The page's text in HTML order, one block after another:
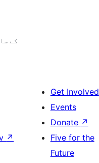
4.9.29
↗
Get Involved
Events
Donate ↗
Five for the
Future